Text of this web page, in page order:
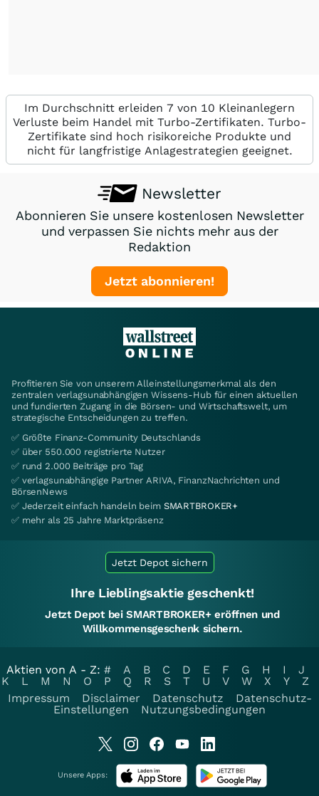
Im Durchschnitt erleiden 7 von 10 Kleinanlegern
Verluste beim Handel mit Turbo-Zertifikaten. Turbo-
Zertifikate sind hoch risikoreiche Produkte und
nicht für langfristige Anlagestrategien geeignet.
Newsletter
Abonnieren Sie unsere kostenlosen Newsletter
und verpassen Sie nichts mehr aus der
Redaktion
Jetzt abonnieren!
Profitieren Sie von unserem Alleinstellungsmerkmal als den
zentralen verlagsunabhängigen Wissens-Hub für einen aktuellen
und fundierten Zugang in die Börsen- und Wirtschaftswelt, um
strategische Entscheidungen zu treffen.
✅ Größte Finanz-Community Deutschlands
✅ über 550.000 registrierte Nutzer
✅ rund 2.000 Beiträge pro Tag
✅ verlagsunabhängige Partner ARIVA, FinanzNachrichten und
BörsenNews
✅ Jederzeit einfach handeln beim SMARTBROKER+
✅ mehr als 25 Jahre Marktpräsenz
Jetzt Depot sichern
Ihre Lieblingsaktie geschenkt!
Jetzt Depot bei SMARTBROKER+ eröffnen und
Willkommensgeschenk sichern.
Aktien von A - Z: # A B C D E F G H I
J
K
L M N O P Q R S T U V W X Y
Z
Impressum
Disclaimer Datenschutz
Datenschutz-
Einstellungen
Nutzungsbedingungen
Unsere Apps: